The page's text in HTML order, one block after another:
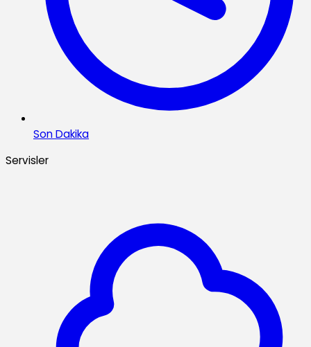
Son Dakika
Servisler